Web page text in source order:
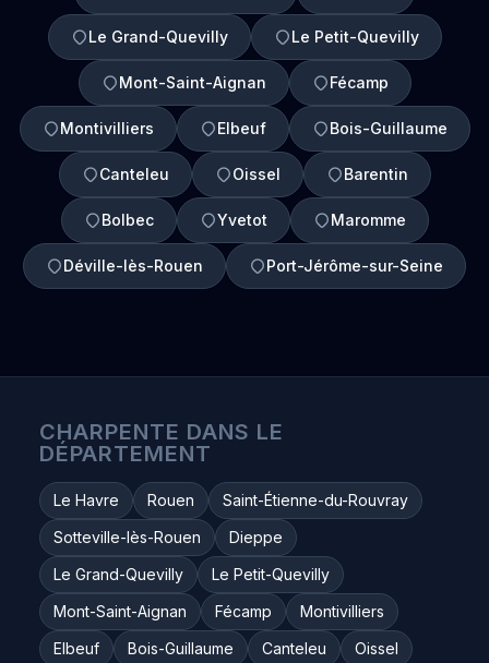
Le Grand-Quevilly Le Petit-Quevilly
Mont-Saint-Aignan Fécamp
Montivilliers Elbeuf Bois-Guillaume
Canteleu Oissel Barentin
Bolbec Yvetot Maromme
Déville-lès-Rouen Port-Jérôme-sur-Seine
CHARPENTE DANS LE
DÉPARTEMENT
Le Havre Rouen
Saint-Étienne-du-Rouvray
Sotteville-lès-Rouen
Dieppe
Le Grand-Quevilly
Le Petit-Quevilly
Mont-Saint-Aignan
Fécamp
Montivilliers
Elbeuf
Bois-Guillaume Canteleu
Oissel